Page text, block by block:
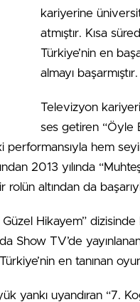
kariyerine
atmıştır. Kısa
Türkiye’nin en
almayı başarmıştır.
Televizyon
ses getiren “Öyle
performansıyla hem
2013 yılında
altından da
Güzel Hikayem”
Show TV’de
en tanınan
yankı uyandıran “7.